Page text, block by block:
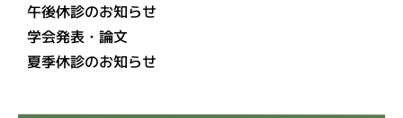
午後休診のお知らせ
学会発表・論文
夏季休診のお知らせ